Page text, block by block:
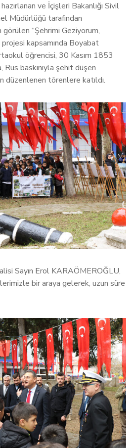
ve İçişleri Bakanlığı Sivil
Müdürlüğü tarafından
“Şehrimi Geziyorum,
kapsamında Boyabat
öğrencisi, 30 Kasım 1853
Rus baskınıyla şehit düşen
düzenlenen törenlere katıldı.
Sayın Erol KARAÖMEROĞLU,
bir araya gelerek, uzun süre